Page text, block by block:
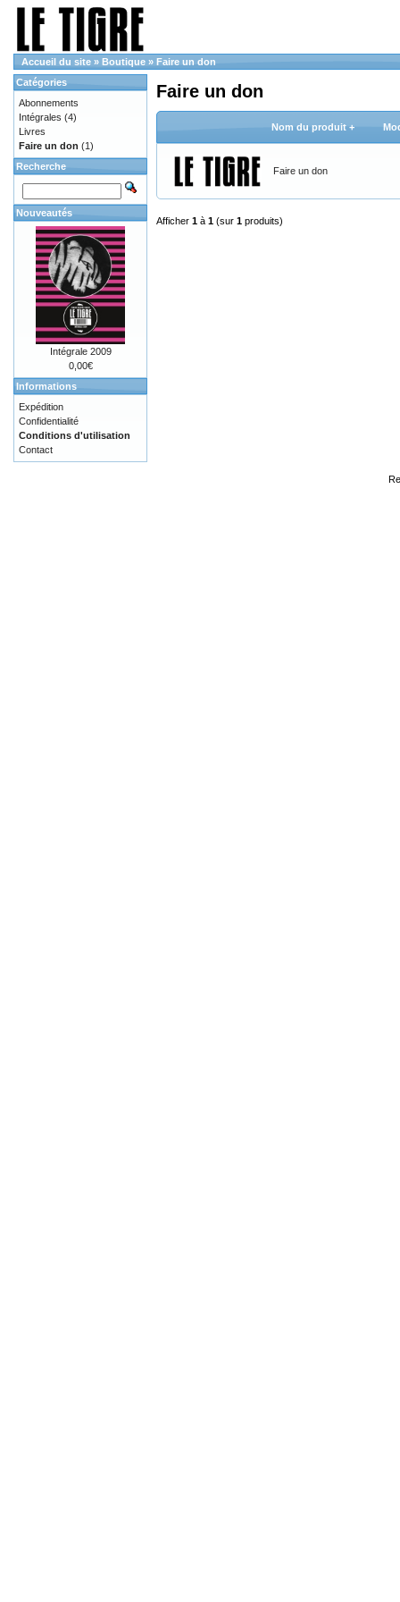
Accueil du site » Boutique » Faire un don
Faire un don
Nom du produit +
Faire un don
Afficher 1 à 1 (sur 1 produits)
Catégories
Abonnements
Intégrales (4)
Livres
Faire un don (1)
Recherche
Nouveautés
Intégrale 2009
0,00€
Informations
Expédition
Confidentialité
Conditions d'utilisation
Contact